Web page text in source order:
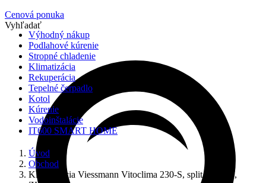
Cenová ponuka
Vyhľadať
Výhodný nákup
Podlahové kúrenie
Stropné chladenie
Klimatizácia
Rekuperácia
Tepelné čerpadlo
Kotol
Kúrenie
Vodoinštalácie
IT600 SMART HOME
Úvod
Obchod
Klimatizácia Viessmann Vitoclima 230-S, split, 5,1 kW,